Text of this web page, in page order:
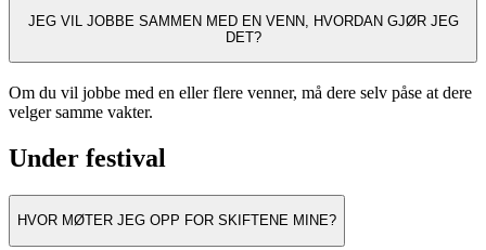
JEG VIL JOBBE SAMMEN MED EN VENN, HVORDAN GJØR JEG
DET?
Om du vil jobbe med en eller flere venner, må dere selv påse at dere
velger samme vakter.
Under festival
HVOR MØTER JEG OPP FOR SKIFTENE MINE?